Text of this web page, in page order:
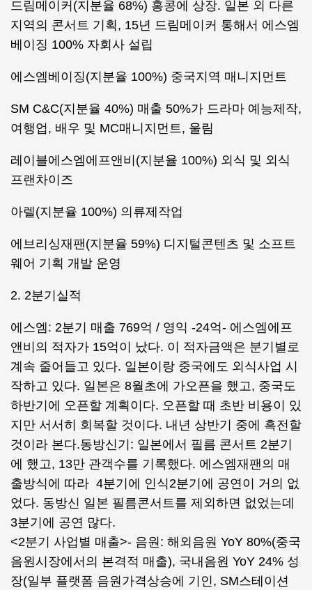
드림메이커(지분율 68%) 홍콩에 상장. 일본 외 다른
지역의 콘서트 기획, 15년 드림메이커 통해서 에스엠
베이징 100% 자회사 설립
에스엠베이징(지분율 100%) 중국지역 매니지먼트
SM C&C(지분율 40%) 매출 50%가 드라마 예능제작,
여행업, 배우 및 MC매니지먼트, 울림
레이블에스엠에프앤비(지분율 100%) 외식 및 외식
프랜차이즈
아렐(지분율 100%) 의류제작업
에브리싱재팬(지분율 59%) 디지털콘텐츠 및 소프트
웨어 기획 개발 운영
2. 2분기실적
에스엠: 2분기 매출 769억 / 영익 -24억- 에스엠에프
앤비의 적자가 15억이 났다. 이 적자금액은 분기별로
계속 줄어들고 있다. 일본이랑 중국에도 외식사업 시
작하고 있다. 일본은 8월초에 가오픈을 했고, 중국도
하반기에 오픈할 계획이다. 오픈할 때 초반 비용이 있
지만 서서히 회복할 것이다. 내년 상반기 중에 흑전할
것이라 본다.동방신기: 일본에서 필름 콘서트 2분기
에 했고, 13만 관객수를 기록했다. 에스엠재팬의 매
출방식에 따라 4분기에 인식2분기에 공연이 거의 없
었다. 동방신 일본 필름콘서트를 제외하면 없었는데
3분기에 공연 많다.
<2분기 사업별 매출>- 음원: 해외음원 YoY 80%(중국
음원시장에서의 본격적 매출), 국내음원 YoY 24% 성
장(일부 플랫폼 음원가격상승에 기인, SM스테이션